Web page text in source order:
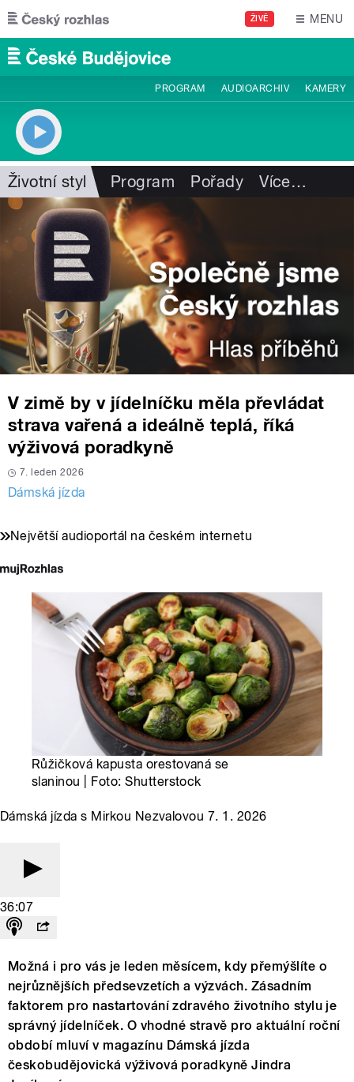
Přejít k hlavnímu obsahu
ŽIVĚ MENU
PROGRAM AUDIOARCHIV KAMERY
Životní styl Program Pořady Více…
V zimě by v jídelníčku měla převládat
strava vařená a ideálně teplá, říká
výživová poradkyně
7. leden 2026
Dámská jízda
Největší audioportál na českém internetu
Růžičková kapusta orestovaná se
slaninou | Foto: Shutterstock
Dámská jízda s Mirkou Nezvalovou 7. 1. 2026
36:07
Možná i pro vás je leden měsícem, kdy přemýšlíte o
nejrůznějších předsevzetích a výzvách. Zásadním
faktorem pro nastartování zdravého životního stylu je
správný jídelníček. O vhodné stravě pro aktuální roční
období mluví v magazínu Dámská jízda
českobudějovická výživová poradkyně Jindra